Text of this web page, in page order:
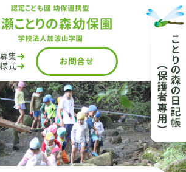
集
式
お問合せ